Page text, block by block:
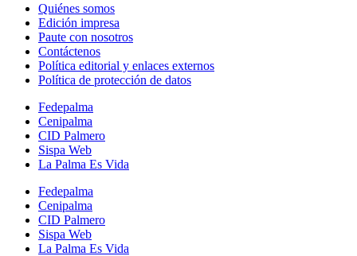
Quiénes somos
Edición impresa
Paute con nosotros
Contáctenos
Política editorial y enlaces externos
Política de protección de datos
Fedepalma
Cenipalma
CID Palmero
Sispa Web
La Palma Es Vida
Fedepalma
Cenipalma
CID Palmero
Sispa Web
La Palma Es Vida